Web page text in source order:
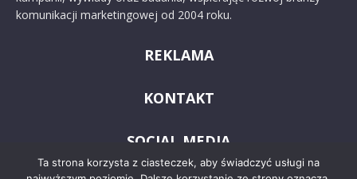
komunikacji marketingowej od 2004 roku.
REKLAMA
KONTAKT
SOCIAL MEDIA
Ta strona korzysta z ciasteczek, aby świadczyć usługi na